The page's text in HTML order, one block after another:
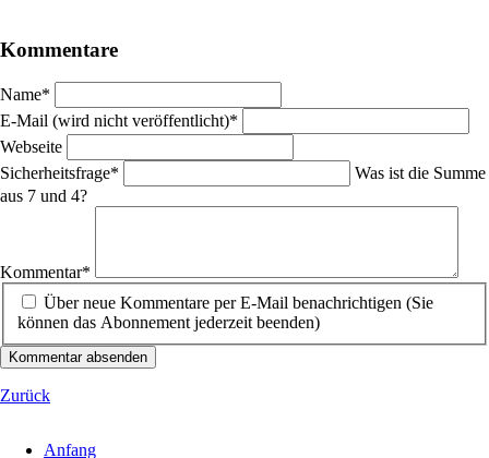
Kommentare
Pflichtfeld
Name*
Pflichtfeld
E-Mail (wird nicht veröffentlicht)*
Webseite
Pflichtfeld
Sicherheitsfrage*
Was ist die Summe
aus 7 und 4?
Kommentar*
Über neue Kommentare per E-Mail benachrichtigen (Sie
können das Abonnement jederzeit beenden)
Kommentar absenden
Zurück
Anfang